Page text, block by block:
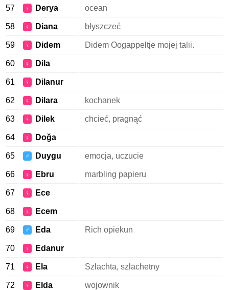
57 ♀ Derya ocean
58 ♀ Diana błyszczeć
59 ♀ Didem Didem Oogappeltje mojej talii.
60 ♀ Dila
61 ♀ Dilanur
62 ♀ Dilara kochanek
63 ♀ Dilek chcieć, pragnąć
64 ♀ Doğa
65 ♂ Duygu emocja, uczucie
66 ♀ Ebru marbling papieru
67 ♀ Ece
68 ♀ Ecem
69 ♂ Eda Rich opiekun
70 ♀ Edanur
71 ♀ Ela Szlachta, szlachetny
72 ♀ Elda wojownik